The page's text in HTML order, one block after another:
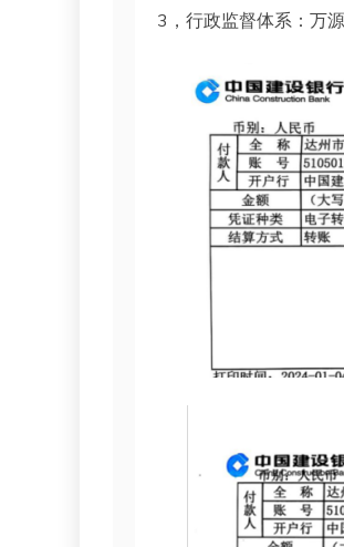
3，行政监督体系：万